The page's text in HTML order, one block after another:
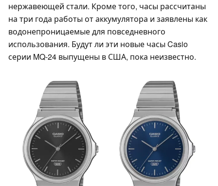
нержавеющей стали. Кроме того, часы рассчитаны
на три года работы от аккумулятора и заявлены как
водонепроницаемые для повседневного
использования. Будут ли эти новые часы Casio
серии MQ-24 выпущены в США, пока неизвестно.